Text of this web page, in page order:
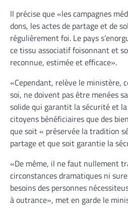
Il précise que «les campagnes
dons, les actes de partage et de
régulièrement foi. Le pays
ce tissu associatif foisonnant et
reconnue, estimée et efficace».
«Cependant, relève le ministère,
soi, ne doivent pas être menées
solide qui garantit la sécurité et
citoyens bénéficiaires que des
que soit « préservée la tradition
partage et que soit garantie la
«De même, il ne faut nullement
circonstances dramatiques ni
besoins des personnes
à outrance», met en garde le